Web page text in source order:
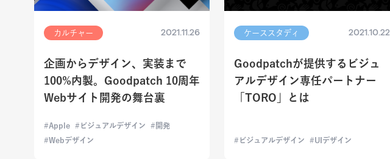
カルチャー 2021.11.26
企画からデザイン、実装まで
100%内製。Goodpatch 10周年
Webサイト開発の舞台裏
Apple ビジュアルデザイン
開発
Webデザイン
ケーススタディ 2021.10.22
Goodpatchが提供するビジュ
アルデザイン専任パートナー
「TORO」とは
ビジュアルデザイン UIデザイン